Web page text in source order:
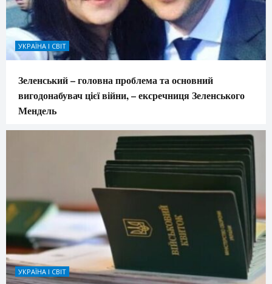
УКРАЇНА І СВІТ
Зеленський – головна проблема та основний
вигодонабувач цієї війни, – ексречниця Зеленського
Мендель
УКРАЇНА І СВІТ